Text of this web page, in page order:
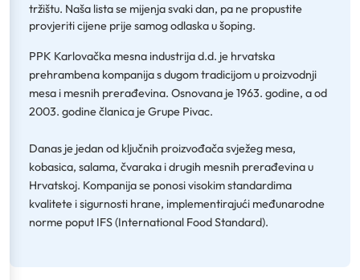
tržištu. Naša lista se mijenja svaki dan, pa ne propustite
provjeriti cijene prije samog odlaska u šoping.
PPK Karlovačka mesna industrija d.d. je hrvatska
prehrambena kompanija s dugom tradicijom u proizvodnji
mesa i mesnih prerađevina. Osnovana je 1963. godine, a od
2003. godine članica je Grupe Pivac.
Danas je jedan od ključnih proizvođača svježeg mesa,
kobasica, salama, čvaraka i drugih mesnih prerađevina u
Hrvatskoj. Kompanija se ponosi visokim standardima
kvalitete i sigurnosti hrane, implementirajući međunarodne
norme poput IFS (International Food Standard).